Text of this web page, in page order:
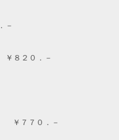
－
８２０．－
￥７７０．－